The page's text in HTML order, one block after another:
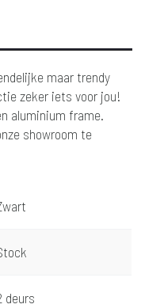
maar trendy
zeker iets voor jou!
aluminium frame.
showroom te
deurs